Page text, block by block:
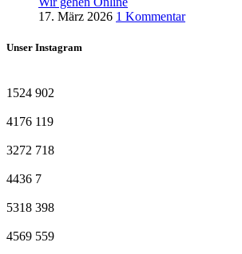
17. März 2026 1 Kommentar
Unser Instagram
1524 902
4176 119
3272 718
4436 7
5318 398
4569 559